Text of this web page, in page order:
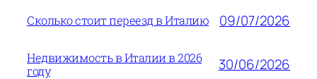
Сколько стоит переезд в Италию 09/07/2026
Недвижимость в Италии в 2026
году
30/06/2026